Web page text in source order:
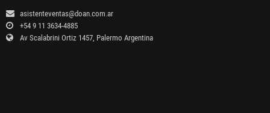
asistenteventas@doan.com.ar
+54 9 11 3634-4885
Av Scalabrini Ortiz 1457, Palermo Argentina